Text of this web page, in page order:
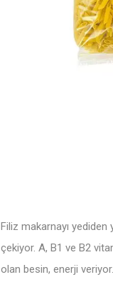
Filiz makarnayı
çekiyor. A, B1 ve B2
olan besin, enerji veriyor.